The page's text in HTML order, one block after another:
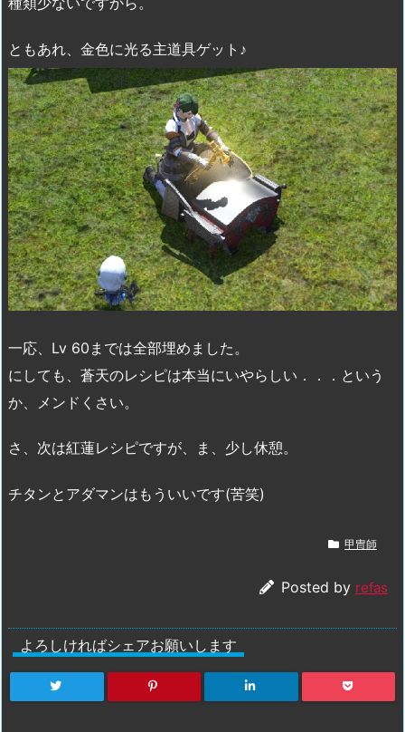
ともあれ、金色に光る主道具ゲット♪
一応、Lv 60までは全部埋めました。
にしても、蒼天のレシピは本当にいやらしい．．．という
か、メンドくさい。
さ、次は紅蓮レシピですが、ま、少し休憩。
チタンとアダマンはもういいです(苦笑)
甲冑師
Posted by refas
よろしければシェアお願いします